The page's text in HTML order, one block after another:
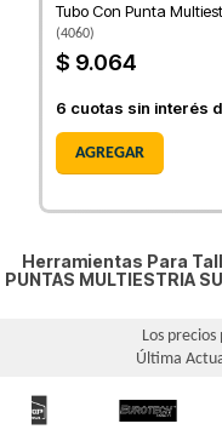
Tubo Con Punta
(4060)
$ 9.064
6 cuotas sin interés
AGREGAR
Herramientas Para
PUNTAS MULTIESTRIA
Los precios
Última